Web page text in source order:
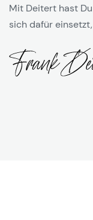
Mit Deitert hast
sich dafür